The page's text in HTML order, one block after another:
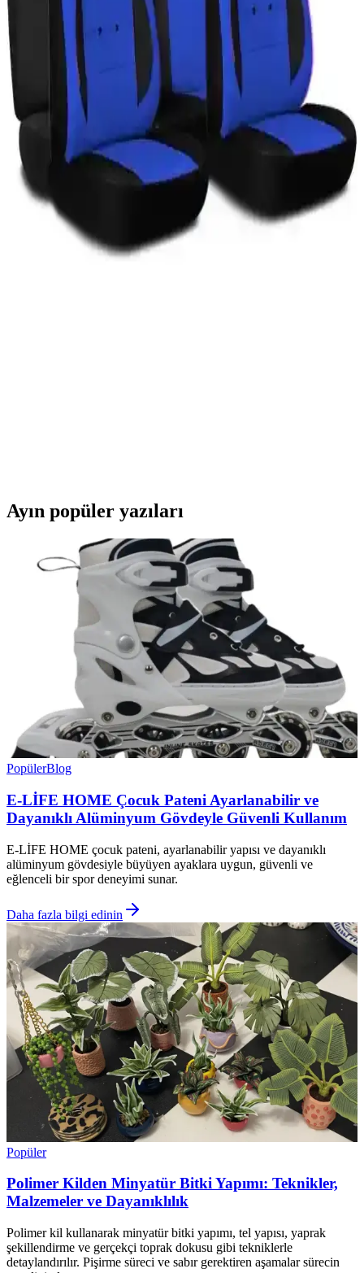
2025 üretimi Hankook Ventus Prime 4 ile üstün yol tutuşu ve
konforu keşfedin. Detayları öğrenin, doğru lastik seçimini
yapın! synopsis":"Hankook Ventus Prime 4, 2024'te
2025'te Aracınıza Şıklık ve Güvenlik Katacak EMR
Silver Jantın 5 Sırrı
2025'in en şık ve dayanıklı EMR Silver Jantıyla aracınızı
güçlendirin. Avantajlarını keşfedin, hemen inceleyin!
2025'te BMW Logolu Işıklı Çakmak Anahtarlık ile
Şıklığı Keşfedin
BMW logolu ışıklı çakmak anahtarlık, şık tasarımı ve pratik
kullanımıyla öne çıkıyor. Detayları öğrenin, hemen keşfedin!
2025'te Goodyear Eagle Sport 4Seasons ile Dört
Ayın popüler yazıları
PopülerBlog
E-LİFE HOME Çocuk Pateni Ayarlanabilir ve
Dayanıklı Alüminyum Gövdeyle Güvenli Kullanım
E-LİFE HOME çocuk pateni, ayarlanabilir yapısı ve dayanıklı
alüminyum gövdesiyle büyüyen ayaklara uygun, güvenli ve
eğlenceli bir spor deneyimi sunar.
Daha fazla bilgi edinin
Popüler
Polimer Kilden Minyatür Bitki Yapımı: Teknikler,
Malzemeler ve Dayanıklılık
Polimer kil kullanarak minyatür bitki yapımı, tel yapısı, yaprak
şekillendirme ve gerçekçi toprak dokusu gibi tekniklerle
detaylandırılır. Pişirme süreci ve sabır gerektiren aşamalar sürecin